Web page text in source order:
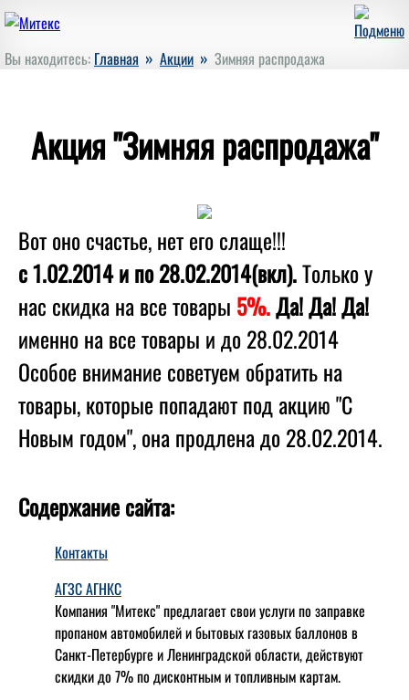
Вы находитесь: Главная » Акции » Зимняя распродажа
Акция "Зимняя распродажа"
Вот оно счастье, нет его слаще!!!
с 1.02.2014 и по 28.02.2014(вкл).Только у
нас скидка на все товары 5%.Да! Да! Да!
именно на все товары и до 28.02.2014
Особое внимание советуем обратить на
товары, которые попадают под акцию "С
Новым годом", она продлена до 28.02.2014.
Содержание сайта:
Контакты
АГЗС АГНКС
Компания "Митекс" предлагает свои услуги по заправке
пропаном автомобилей и бытовых газовых баллонов в
Санкт-Петербурге и Ленинградской области, действуют
скидки до 7% по дисконтным и топливным картам.